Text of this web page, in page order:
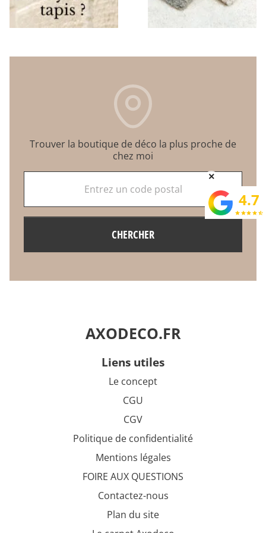
Trouver la boutique de déco la plus proche de
chez moi
CHERCHER
AXODECO.FR
liens utiles
Le concept
CGU
CGV
Politique de confidentialité
Mentions légales
FOIRE AUX QUESTIONS
Contactez-nous
Plan du site
×
4.7
star starstar star star_half